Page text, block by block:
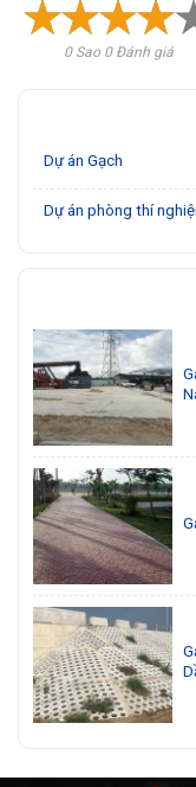
0 Sao 0 Đánh giá
Dự án Gạch
Dự án phòng thí